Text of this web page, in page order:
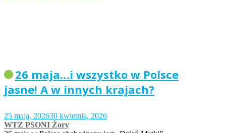
26 maja…i wszystko w Polsce
jasne! A w innych krajach?
25 maja, 202630 kwietnia, 2026
WTZ PSONI Żory